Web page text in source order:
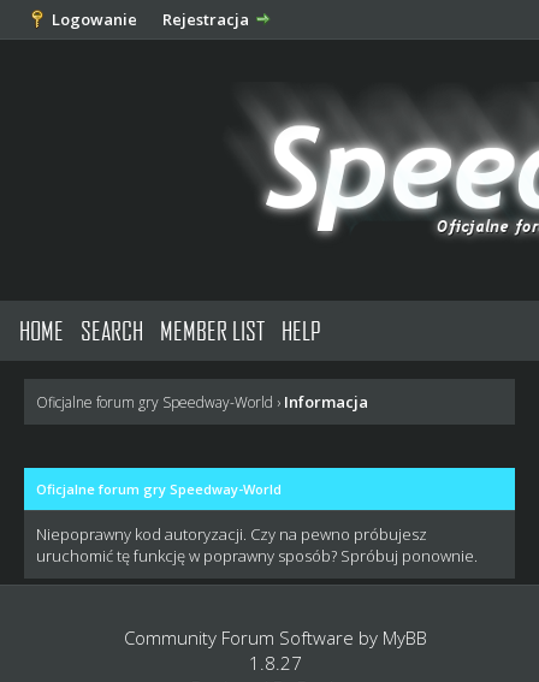
Logowanie Rejestracja
HOME SEARCH MEMBER LIST HELP
Oficjalne forum gry Speedway-World › Informacja
Oficjalne forum gry Speedway-World
Niepoprawny kod autoryzacji. Czy na pewno próbujesz
uruchomić tę funkcję w poprawny sposób? Spróbuj ponownie.
Community Forum Software by MyBB
1.8.27